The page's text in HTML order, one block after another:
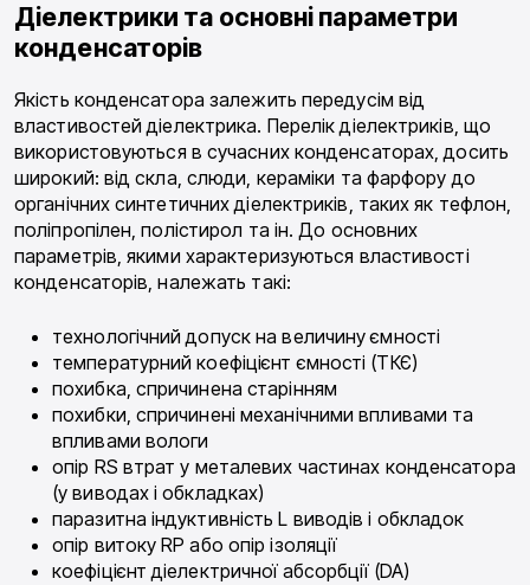
Діелектрики та основні параметри
конденсаторів
Якість конденсатора залежить передусім від
властивостей діелектрика. Перелік діелектриків, що
використовуються в сучасних конденсаторах, досить
широкий: від скла, слюди, кераміки та фарфору до
органічних синтетичних діелектриків, таких як тефлон,
поліпропілен, полістирол та ін. До основних
параметрів, якими характеризуються властивості
конденсаторів, належать такі:
технологічний допуск на величину ємності
температурний коефіцієнт ємності (ТКЄ)
похибка, спричинена старінням
похибки, спричинені механічними впливами та
впливами вологи
опір RS втрат у металевих частинах конденсатора
(у виводах і обкладках)
паразитна індуктивність L виводів і обкладок
опір витоку RP або опір ізоляції
коефіцієнт діелектричної абсорбції (DA)